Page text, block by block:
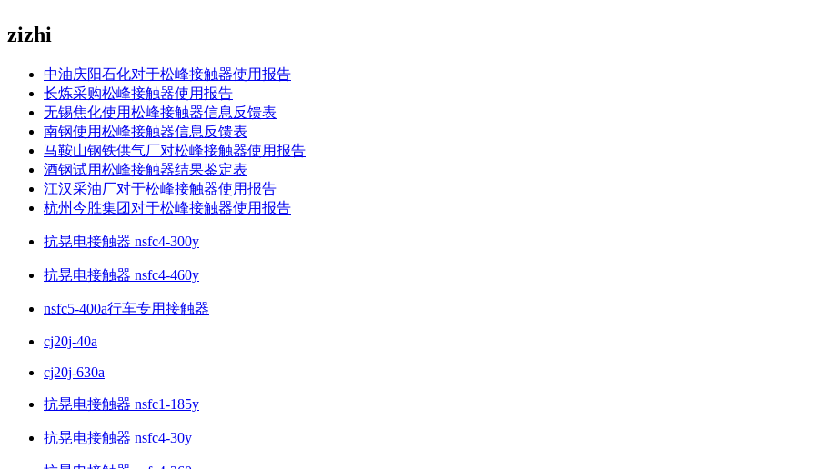
zizhi
中油庆阳石化对于松峰接触器使用报告
长炼采购松峰接触器使用报告
无锡焦化使用松峰接触器信息反馈表
南钢使用松峰接触器信息反馈表
马鞍山钢铁供气厂对松峰接触器使用报告
酒钢试用松峰接触器结果鉴定表
江汉采油厂对于松峰接触器使用报告
杭州今胜集团对于松峰接触器使用报告
抗晃电接触器 nsfc4-300y
抗晃电接触器 nsfc4-460y
nsfc5-400a行车专用接触器
cj20j-40a
cj20j-630a
抗晃电接触器 nsfc1-185y
抗晃电接触器 nsfc4-30y